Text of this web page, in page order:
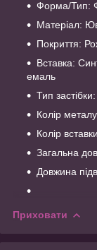
Форма/Тип:
Матеріал:
Покриття:
Вставка:
емаль
Тип
Колір
Колір
Загальна
Довжина
Приховати